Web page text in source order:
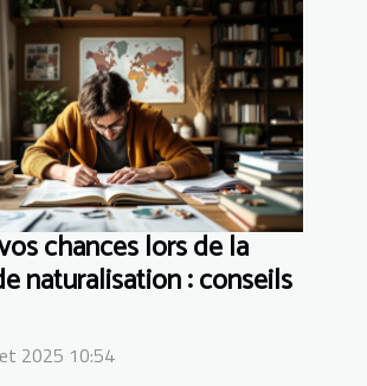
chances lors de la
naturalisation : conseils
2025 10:54